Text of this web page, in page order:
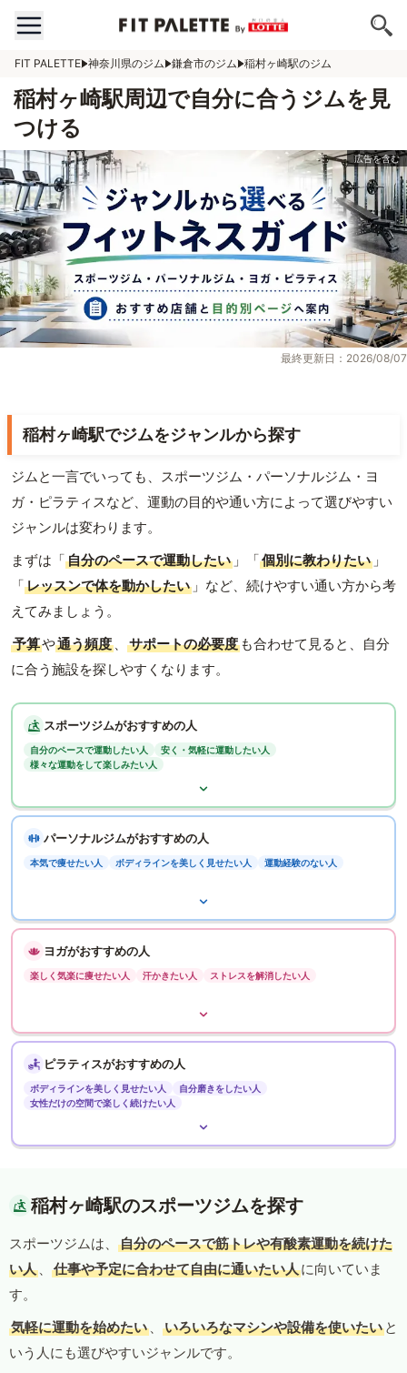
FIT PALETTE 神奈川県のジム 鎌倉市のジム 稲村ヶ崎駅のジム
稲村ヶ崎駅周辺で自分に合うジムを見
つける
最終更新日：2026/08/07
稲村ヶ崎駅でジムをジャンルから探す
ジムと一言でいっても、スポーツジム・パーソナルジム・ヨ
ガ・ピラティスなど、運動の目的や通い方によって選びやすい
ジャンルは変わります。
まずは「自分のペースで運動したい 」「個別に教わりたい 」
「レッスンで体を動かしたい 」など、続けやすい通い方から考
えてみましょう。
予算や通う頻度 、 サポートの必要度 も合わせて見ると、自分
に合う施設を探しやすくなります。
スポーツジムがおすすめの人
自分のペースで運動したい人
安く・気軽に運動したい人
様々な運動をして楽しみたい人
パーソナルジムがおすすめの人
本気で痩せたい人 ボディラインを美しく見せたい人 運動経験のない人
ヨガがおすすめの人
楽しく気楽に痩せたい人 汗かきたい人 ストレスを解消したい人
ピラティスがおすすめの人
ボディラインを美しく見せたい人
自分磨きをしたい人
女性だけの空間で楽しく続けたい人
稲村ヶ崎駅のスポーツジムを探す
スポーツジムは、
自分のペースで筋トレや有酸素運動を続けた
い人 、 仕事や予定に合わせて自由に通いたい人に向いていま
す。
気軽に運動を始めたい 、 いろいろなマシンや設備を使いたい と
いう人にも選びやすいジャンルです。